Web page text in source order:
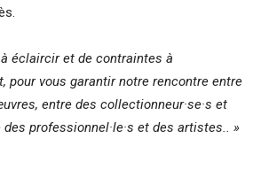
éclaircir et de contraintes à
pour vous garantir notre rencontre entre
entre des collectionneur·se·s et
professionnel·le·s et des artistes.. »